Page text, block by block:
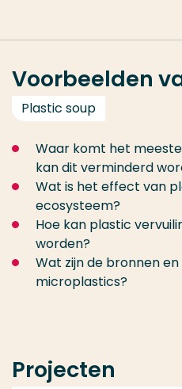
Voorbeelden
Plastic soup
Waar komt het
kan dit verminderd
Wat is het effect van
ecosysteem?
Hoe kan plastic
worden?
Wat zijn de bronnen
microplastics?
Projecten